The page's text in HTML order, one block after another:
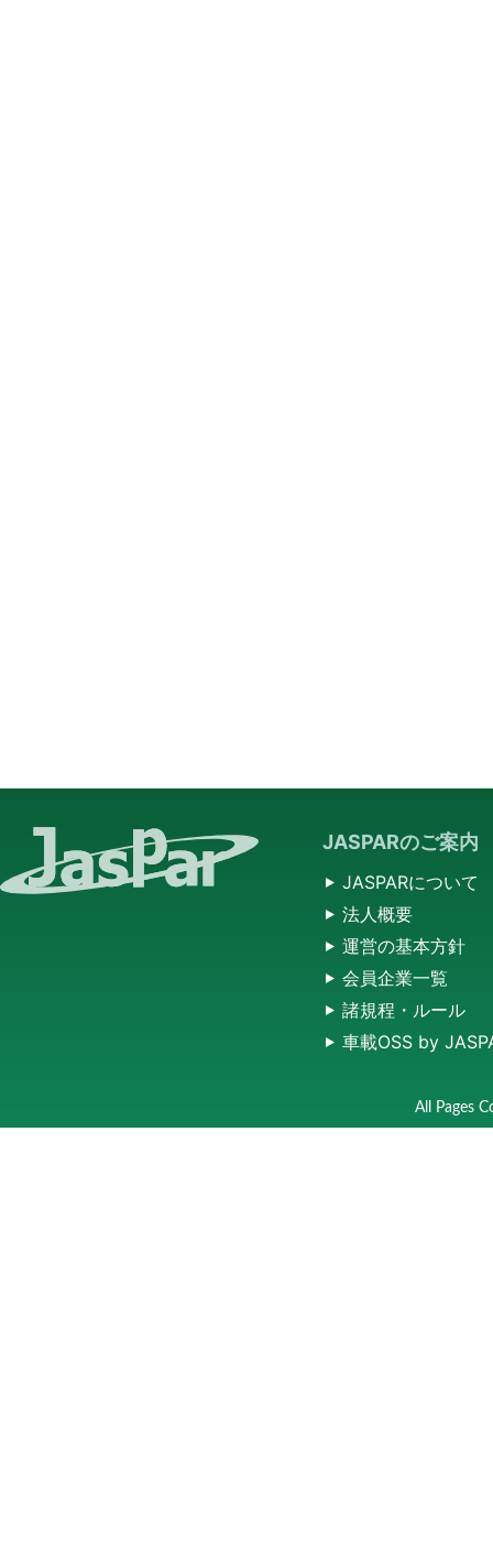
JASPARのご案内
JASPARについて
法人概要
運営の基本方針
会員企業一覧
諸規程・ルール
車載OSS by
All Pages